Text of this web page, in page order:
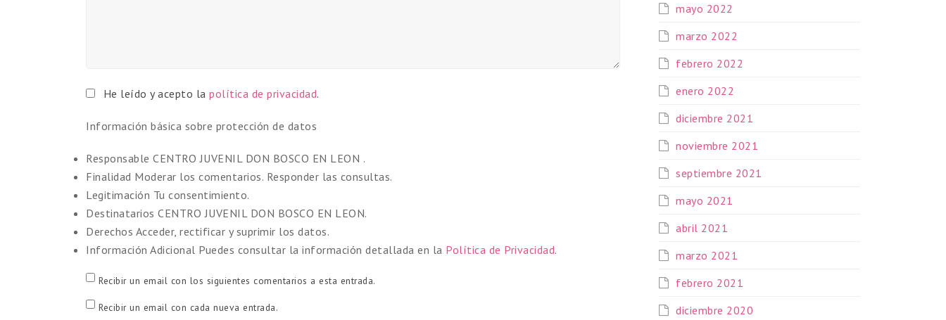
He leído y acepto la política de privacidad.
Información básica sobre protección de datos
Responsable CENTRO JUVENIL DON BOSCO EN LEON .
Finalidad Moderar los comentarios. Responder las consultas.
Legitimación Tu consentimiento.
Destinatarios CENTRO JUVENIL DON BOSCO EN LEON.
Derechos Acceder, rectificar y suprimir los datos.
Información Adicional Puedes consultar la información detallada en la Política de Privacidad.
Recibir un email con los siguientes comentarios a esta entrada.
Recibir un email con cada nueva entrada.
mayo 2022
marzo 2022
febrero 2022
enero 2022
diciembre 2021
noviembre 2021
septiembre 2021
mayo 2021
abril 2021
marzo 2021
febrero 2021
diciembre 2020